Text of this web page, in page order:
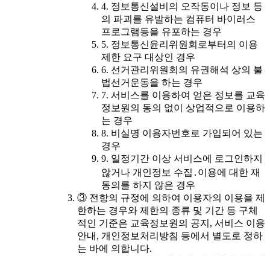
4. 정보통신설비의 오작동이나 정보 등
의 파괴를 유발하는 컴퓨터 바이러스
프로그램등을 유포하는 경우
5. 정보통신윤리위원회로부터의 이용
제한 요구 대상인 경우
6. 선거관리위원회의 유권해석 상의 불
법선거운동을 하는 경우
7. 서비스를 이용하여 얻은 정보를 교육
정보원의 동의 없이 상업적으로 이용하
는 경우
8. 비실명 이용자번호로 가입되어 있는
경우
9. 일정기간 이상 서비스에 로그인하지
않거나 개인정보 수집․이용에 대한 재
동의를 하지 않은 경우
③ 전항의 규정에 의하여 이용자의 이용을 제
한하는 경우와 제한의 종류 및 기간 등 구체
적인 기준은 교육정보원의 공지, 서비스 이용
안내, 개인정보처리방침 등에서 별도로 정하
는 바에 의합니다.